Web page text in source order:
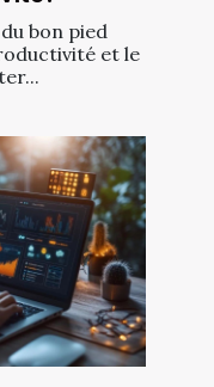
bon pied
et le